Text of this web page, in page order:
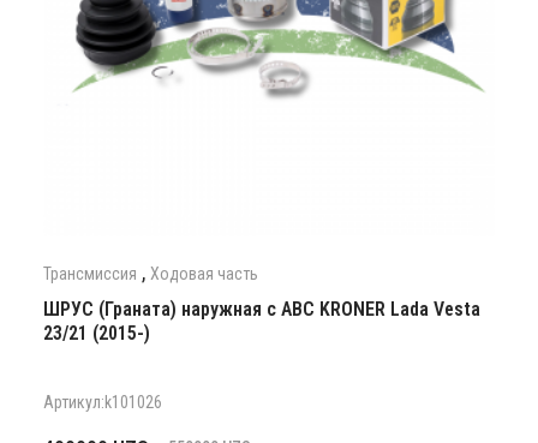
Трансмиссия , Ходовая часть
ШРУС (Граната) наружная с АВС KRONER Lada Vesta
23/21 (2015-)
Артикул:k101026